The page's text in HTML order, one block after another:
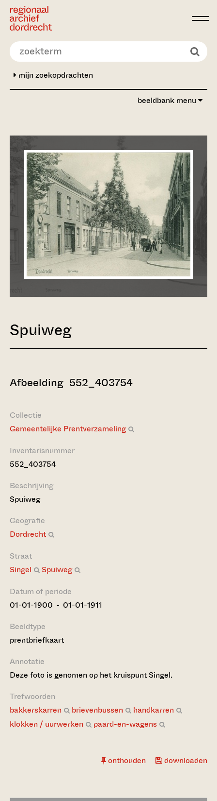
Ga direct naar de inhoud
mijn zoekopdrachten
beeldbank menu
Spuiweg
Afbeelding 552_403754
Collectie
Gemeentelijke Prentverzameling
Inventarisnummer
552_403754
Beschrijving
Spuiweg
Geografie
Dordrecht
Straat
Singel
Spuiweg
Datum of periode
01-01-1900 ‐ 01-01-1911
Beeldtype
prentbriefkaart
Annotatie
Deze foto is genomen op het kruispunt Singel.
Trefwoorden
bakkerskarren
brievenbussen
handkarren
klokken / uurwerken
paard-en-wagens
onthouden downloaden